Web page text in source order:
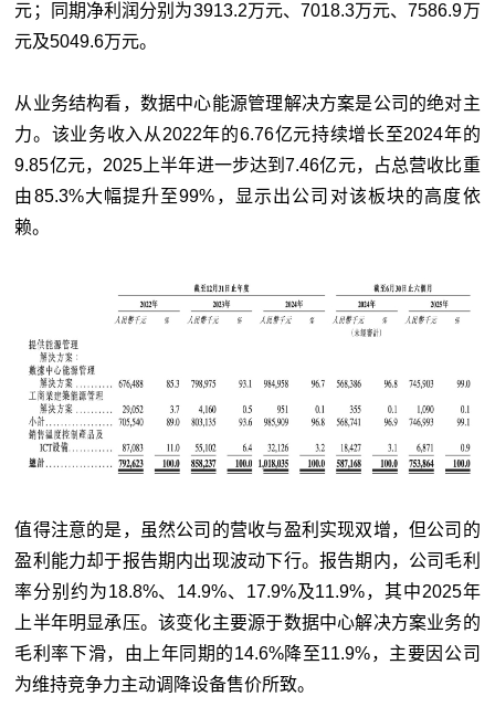
元；同期净利润分别为3913.2万元、7018.3万元、7586.9万
元及5049.6万元。
从业务结构看，数据中心能源管理解决方案是公司的绝对主
力。该业务收入从2022年的6.76亿元持续增长至2024年的
9.85亿元，2025上半年进一步达到7.46亿元，占总营收比重
由85.3%大幅提升至99%，显示出公司对该板块的高度依
赖。
值得注意的是，虽然公司的营收与盈利实现双增，但公司的
盈利能力却于报告期内出现波动下行。报告期内，公司毛利
率分别约为18.8%、14.9%、17.9%及11.9%，其中2025年
上半年明显承压。该变化主要源于数据中心解决方案业务的
毛利率下滑，由上年同期的14.6%降至11.9%，主要因公司
为维持竞争力主动调降设备售价所致。